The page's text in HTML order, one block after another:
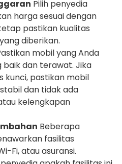
Pilih penyedia
harga sesuai dengan
pastikan kualitas
diberikan.
mobil yang Anda
baik dan terawat. Jika
kunci, pastikan mobil
dan tidak ada
kelengkapan
Beberapa
fasilitas
Fi, atau asuransi.